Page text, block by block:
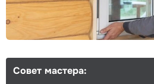
Совет мастера: